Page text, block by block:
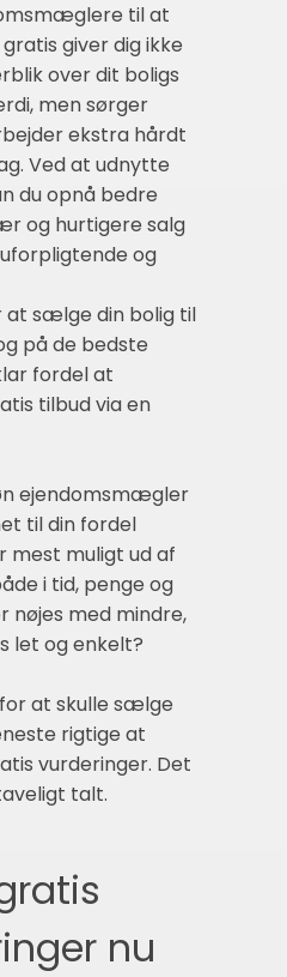
til at
giver dig ikke
over dit boligs
men sørger
ekstra hårdt
Ved at udnytte
du opnå bedre
og hurtigere salg
og
at sælge din bolig til
på de bedste
fordel at
tilbud via en
ejendomsmægler
til din fordel
mest muligt ud af
i tid, penge og
nøjes med mindre,
let og enkelt?
at skulle sælge
rigtige at
vurderinger. Det
talt.
nu